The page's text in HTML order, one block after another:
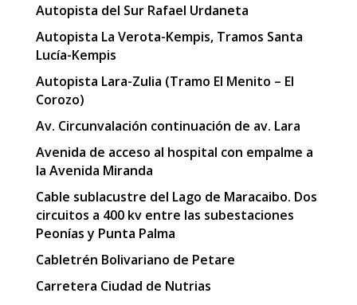
Autopista del Sur Rafael Urdaneta
Autopista La Verota-Kempis, Tramos Santa
Lucía-Kempis
Autopista Lara-Zulia (Tramo El Menito – El
Corozo)
Av. Circunvalación continuación de av. Lara
Avenida de acceso al hospital con empalme a
la Avenida Miranda
Cable sublacustre del Lago de Maracaibo. Dos
circuitos a 400 kv entre las subestaciones
Peonías y Punta Palma
Cabletrén Bolivariano de Petare
Carretera Ciudad de Nutrias